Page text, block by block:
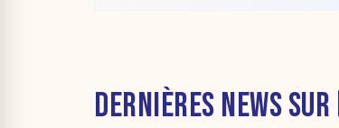
DERNIÈRES NEWS SUR